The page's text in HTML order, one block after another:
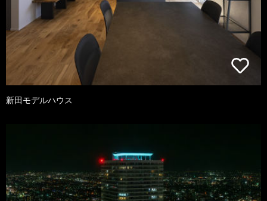
新田モデルハウス